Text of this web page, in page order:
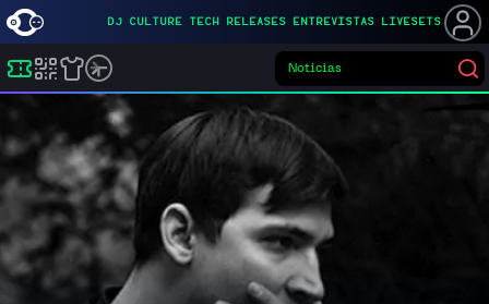
DJ CULTURE TECH RELEASES ENTREVISTAS LIVESETS
Noticias
Buscar eventos